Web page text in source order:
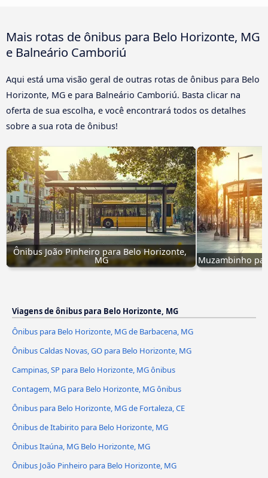
Mais rotas de ônibus para Belo Horizonte, MG
e Balneário Camboriú
Aqui está uma visão geral de outras rotas de ônibus para Belo
Horizonte, MG e para Balneário Camboriú. Basta clicar na
oferta de sua escolha, e você encontrará todos os detalhes
sobre a sua rota de ônibus!
Ônibus João Pinheiro para Belo Horizonte,
MG Muzambinho
Viagens de ônibus para Belo Horizonte, MG
Ônibus para Belo Horizonte, MG de Barbacena, MG
Ônibus Caldas Novas, GO para Belo Horizonte, MG
Campinas, SP para Belo Horizonte, MG ônibus
Contagem, MG para Belo Horizonte, MG ônibus
Ônibus para Belo Horizonte, MG de Fortaleza, CE
Ônibus de Itabirito para Belo Horizonte, MG
Ônibus Itaúna, MG Belo Horizonte, MG
Ônibus João Pinheiro para Belo Horizonte, MG